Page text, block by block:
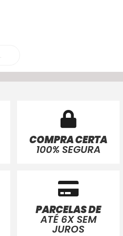
COMPRA CERTA
100% SEGURA
PARCELAS DE
ATÉ 6X SEM
JUROS